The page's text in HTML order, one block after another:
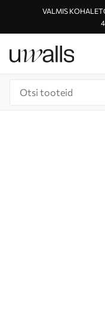
VALMIS